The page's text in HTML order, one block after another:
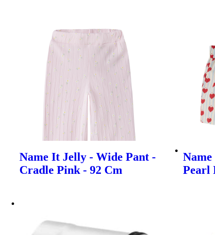
Name It Jelly - Wide Pant -
Cradle Pink - 92 Cm
Pearl